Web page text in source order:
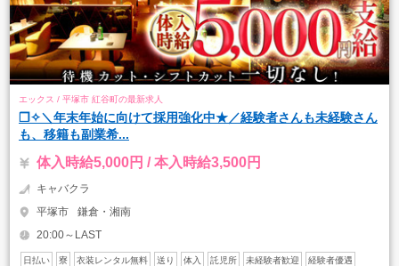
エックス / 平塚市 紅谷町の最新求人
❒✧＼年末年始に向けて採用強化中★／経験者さんも未経験さん
も、移籍も副業希...
体入時給5,000円 / 本入時給3,500円
キャバクラ
平塚市
鎌倉・湘南
20:00～LAST
日払い 寮 衣装レンタル無料 送り 体入 託児所 未経験者歓迎 経験者優遇